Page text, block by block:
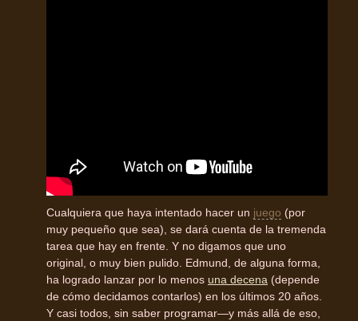
Cualquiera que haya intentado hacer un juego (por
muy pequeño que sea), se dará cuenta de la tremenda
tarea que hay en frente. Y no digamos que uno
original, o muy bien pulido. Edmund, de alguna forma,
ha logrado lanzar por lo menos una decena (depende
de cómo decidamos contarlos) en los últimos 20 años.
Y casi todos, sin saber programar—y más allá de eso,